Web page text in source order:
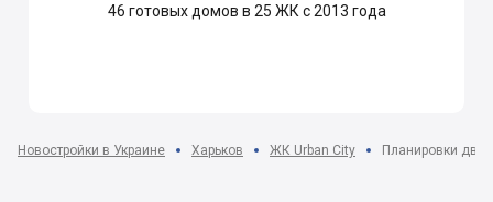
46 готовых домов в 25 ЖК с 2013 года
Новостройки в Украине Харьков ЖК Urban City Планировки